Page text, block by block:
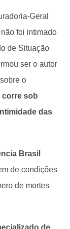
Geral
foi intimado
de Situação
ser o autor
o
sob
das
Brasil
de condições
de mortes
de